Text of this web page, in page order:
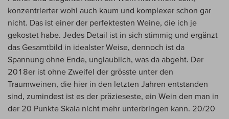
konzentrierter wohl auch kaum und komplexer schon gar
nicht. Das ist einer der perfektesten Weine, die ich je
gekostet habe. Jedes Detail ist in sich stimmig und ergänzt
das Gesamtbild in idealster Weise, dennoch ist da
Spannung ohne Ende, unglaublich, was da abgeht. Der
2018er ist ohne Zweifel der grösste unter den
Traumweinen, die hier in den letzten Jahren entstanden
sind, zumindest ist es der präzieseste, ein Wein den man in
der 20 Punkte Skala nicht mehr unterbringen kann. 20/20